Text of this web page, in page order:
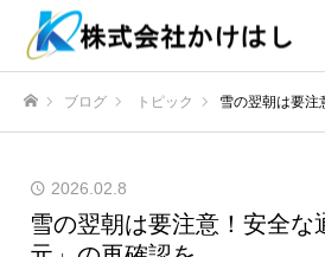
ブログ トピック 雪の翌朝は要注意！
2026.02.8
雪の翌朝は要注意！安全な